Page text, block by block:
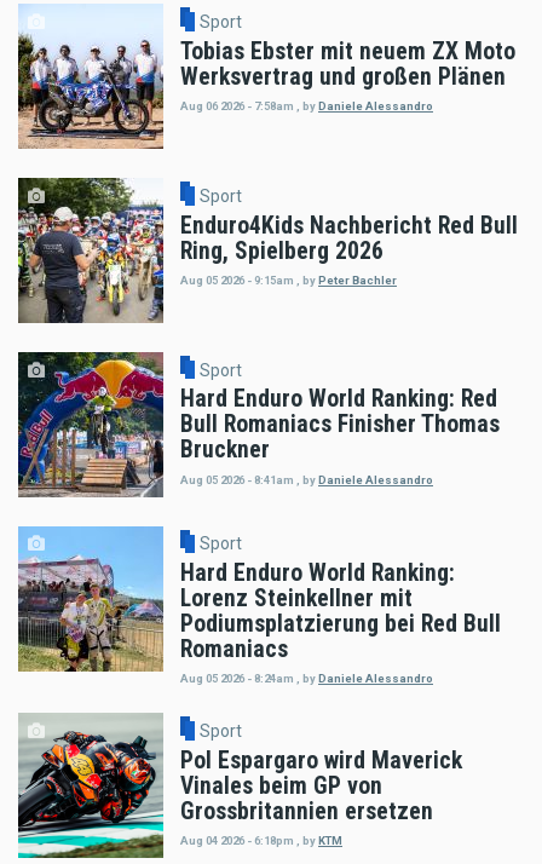
Sport
Tobias Ebster mit neuem ZX Moto
Werksvertrag und großen Plänen
Aug 06 2026 - 7:58am byDaniele Alessandro
Sport
Enduro4Kids Nachbericht Red Bull
Ring, Spielberg 2026
Aug 05 2026 - 9:15am byPeter Bachler
Sport
Hard Enduro World Ranking: Red
Bull Romaniacs Finisher Thomas
Bruckner
Aug 05 2026 - 8:41am byDaniele Alessandro
Sport
Hard Enduro World Ranking:
Lorenz Steinkellner mit
Podiumsplatzierung bei Red Bull
Romaniacs
Aug 05 2026 - 8:24am , by Daniele Alessandro
Sport
Pol Espargaro wird Maverick
Vinales beim GP von
Grossbritannien ersetzen
Aug 04 2026 - 6:18pm byKTM